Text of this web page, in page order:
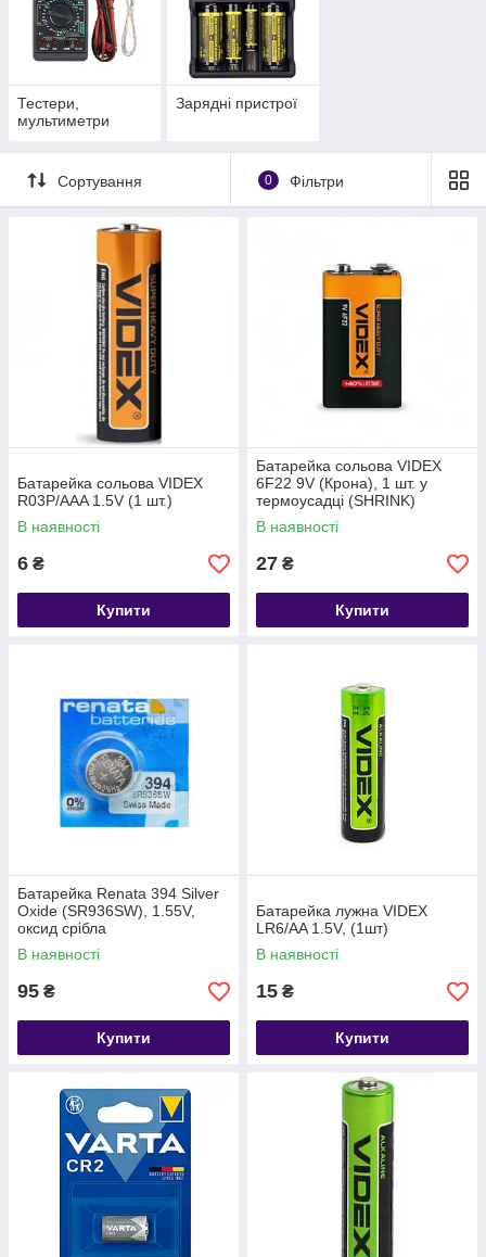
Тестери,
мультиметри
Зарядні пристрої
Сортування 0 Фільтри
Батарейка сольова VIDEX
R03P/AAA 1.5V (1 шт.)
В наявності
6 ₴
Купити
Батарейка сольова VIDEX
6F22 9V (Крона), 1 шт. у
термоусадці (SHRINK)
В наявності
27 ₴
Купити
Батарейка Renata 394 Silver
Oxide (SR936SW), 1.55V,
оксид срібла
В наявності
95 ₴
Купити
Батарейка лужна VIDEX
LR6/AA 1.5V, (1шт)
В наявності
15 ₴
Купити